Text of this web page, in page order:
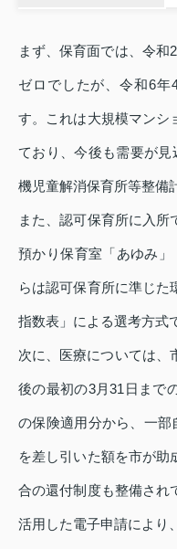
まず、保育面では、令和
ゼロでしたが、令和6年
す。これは大規模マンシ
ており、今後も需要が
機児童解消保育所等整備
また、認可保育所に入
預かり保育室「あゆみ
らは認可保育所に準じた
指数表」による選考方式
次に、医療については、
後の最初の3月31日まで
の保険適用分から、一部
を差し引いた額を市が助
合の還付制度も整備され
活用した電子申請により